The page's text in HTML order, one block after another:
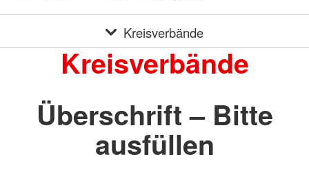
Kreisverbände
Kreisverbände
Überschrift – Bitte
ausfüllen